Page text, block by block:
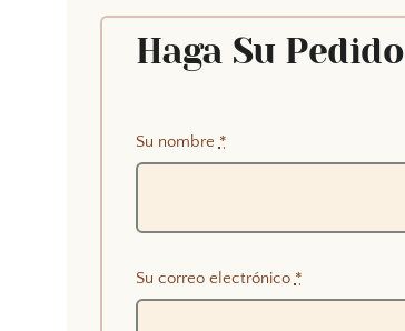
Haga Su Pedido
Su nombre *
Su correo electrónico *